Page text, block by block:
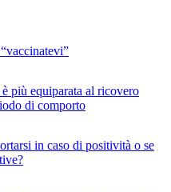
più equiparata al ricovero
di comporto
in caso di positività o se